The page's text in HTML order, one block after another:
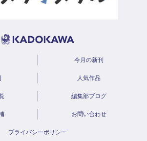
今月の新刊
人気作品
編集部ブログ
お問い合わせ
プライバシーポリシー